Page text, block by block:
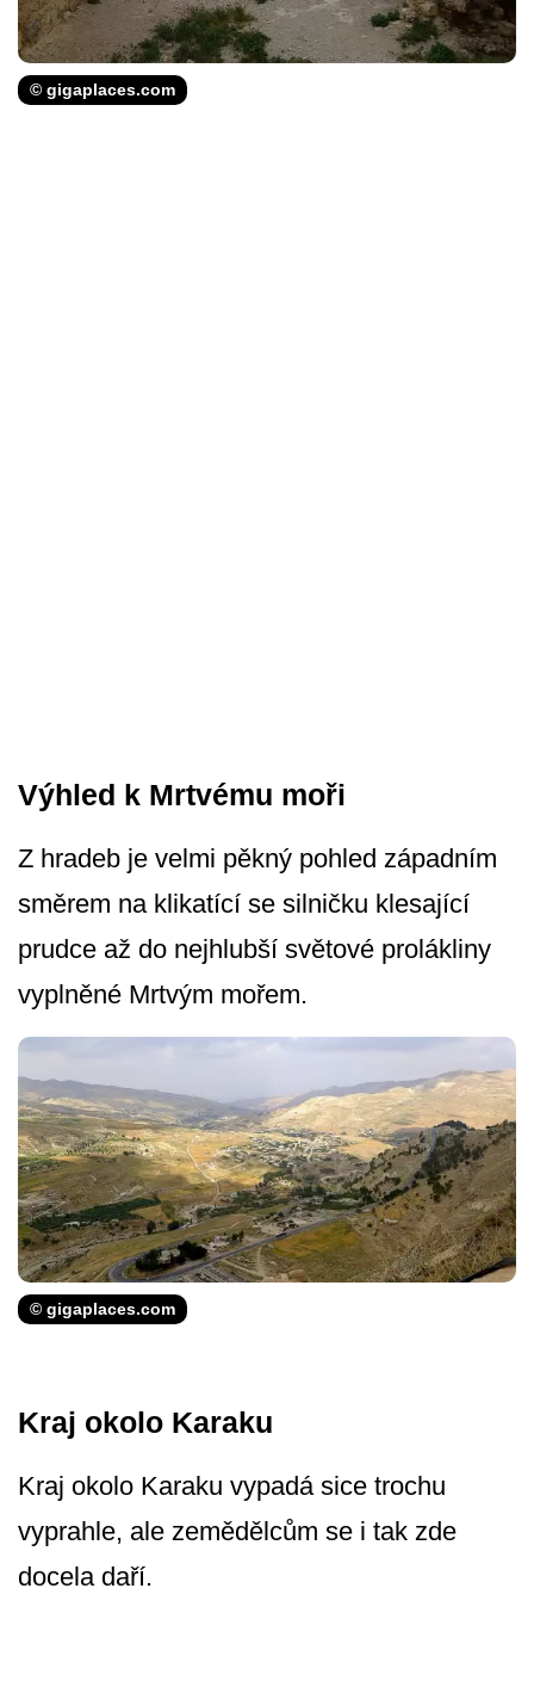
© gigaplaces.com
Výhled k Mrtvému moři
Z hradeb je velmi pěkný pohled západním
směrem na klikatící se silničku klesající
prudce až do nejhlubší světové prolákliny
vyplněné Mrtvým mořem.
© gigaplaces.com
Kraj okolo Karaku
Kraj okolo Karaku vypadá sice trochu
vyprahle, ale zemědělcům se i tak zde
docela daří.